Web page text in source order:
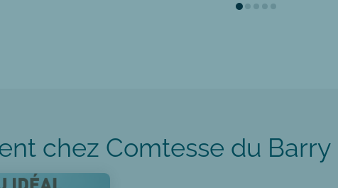
chez Comtesse du Barry